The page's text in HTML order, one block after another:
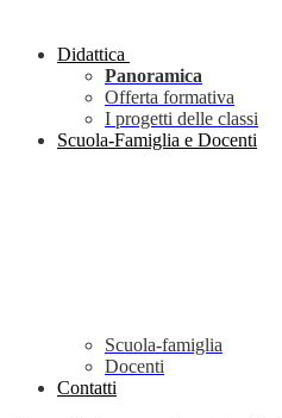
Didattica
Panoramica
Offerta formativa
I progetti delle classi
Scuola-Famiglia e Docenti
Scuola-famiglia
Docenti
Contatti